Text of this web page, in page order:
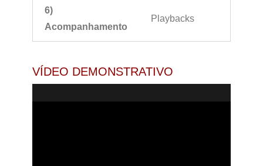
6)
Acompanhamento
Playbacks
VÍDEO DEMONSTRATIVO